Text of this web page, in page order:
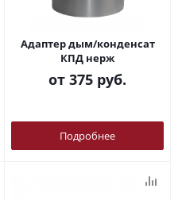
Адаптер дым/конденсат
КПД нерж
от 375 руб.
Подробнее